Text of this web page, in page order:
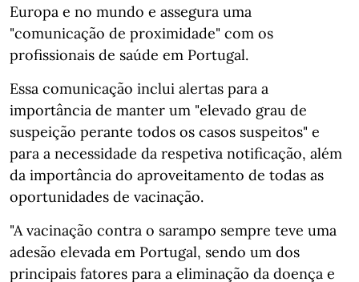
Europa e no mundo e assegura uma
"comunicação de proximidade" com os
profissionais de saúde em Portugal.
Essa comunicação inclui alertas para a
importância de manter um "elevado grau de
suspeição perante todos os casos suspeitos" e
para a necessidade da respetiva notificação, além
da importância do aproveitamento de todas as
oportunidades de vacinação.
"A vacinação contra o sarampo sempre teve uma
adesão elevada em Portugal, sendo um dos
principais fatores para a eliminação da doença e